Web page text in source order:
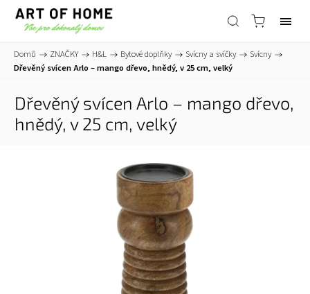
Domů / ZNAČKY / H&L / Bytové doplňky / Svícny a svíčky / Svícny /
Dřevěný svícen Arlo – mango dřevo, hnědý, v 25 cm, velký
Dřevěný svícen Arlo – mango dřevo,
hnědý, v 25 cm, velký